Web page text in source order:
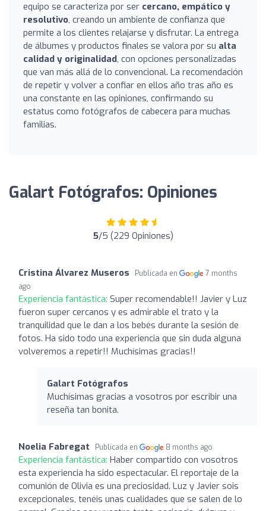
equipo se caracteriza por ser cercano, empático y
resolutivo, creando un ambiente de confianza que
permite a los clientes relajarse y disfrutar. La entrega
de álbumes y productos finales se valora por su alta
calidad y originalidad, con opciones personalizadas
que van más allá de lo convencional. La recomendación
de repetir y volver a confiar en ellos año tras año es
una constante en las opiniones, confirmando su
estatus como fotógrafos de cabecera para muchas
familias.
Galart Fotógrafos: Opiniones
5/5 (229 Opiniones)
Cristina Álvarez Museros Publicada en
7 months
ago
Experiencia fantástica: Super recomendable!! Javier y Luz
fueron super cercanos y es admirable el trato y la
tranquilidad que le dan a los bebés durante la sesión de
fotos. Ha sido todo una experiencia que sin duda alguna
volveremos a repetir!! Muchísimas gracias!!
Galart Fotógrafos
Muchísimas gracias a vosotros por escribir una
reseña tan bonita.
Noelia Fabregat Publicada en 8 months ago
Experiencia fantástica: Haber compartido con vosotros
esta experiencia ha sido espectacular. El reportaje de la
comunión de Olivia es una preciosidad. Luz y Javier sois
excepcionales, tenéis unas cualidades que se salen de lo